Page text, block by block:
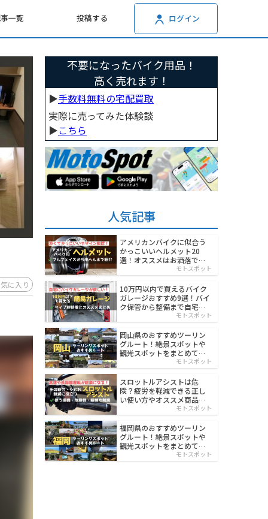
一覧 投稿する ログイン
に入り
不要になったバイク用品！
高く売れます！
▶︎手数料無料の宅配買取
実際に売ってみた体験談
▶︎こちら
人気記事
アメリカンバイクに似合う
かっこいいヘルメット20
選！オススメはお洒落でワ
モトスポット
10万円以内で買えるバイク
ガレージおすすめ9選！バイ
ク保管から整備まで自宅で
モトスポット
岡山県のおすすめツーリン
グルート！絶景スポットや
観光スポットをまとめて紹
モトスポット
スロットルアシストは危
険？疲労を軽減できる正し
い使い方やオススメ商品を
モトスポット
福岡県のおすすめツーリン
グルート！絶景スポットや
観光スポットをまとめて紹
モトスポット